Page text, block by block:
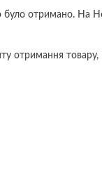
отримано. На
отримання